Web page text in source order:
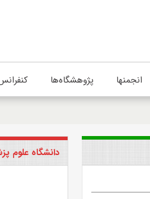
انجمنها پژوهشگاه‌ها
دانشگاه علوم